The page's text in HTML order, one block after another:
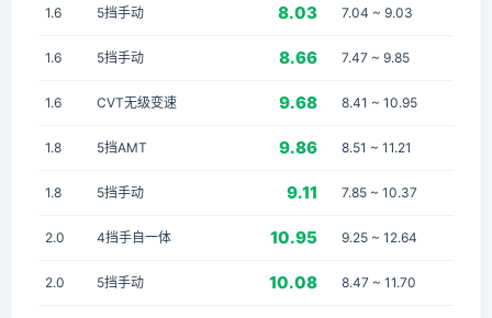
1.6 5挡手动 8.03 7.04 ~ 9.03
1.6 5挡手动 8.66 7.47 ~ 9.85
1.6 CVT无级变速 9.68 8.41 ~ 10.95
1.8 5挡AMT 9.86 8.51 ~ 11.21
1.8 5挡手动 9.11 7.85 ~ 10.37
2.0 4挡手自一体 10.95 9.25 ~ 12.64
2.0 5挡手动 10.08 8.47 ~ 11.70